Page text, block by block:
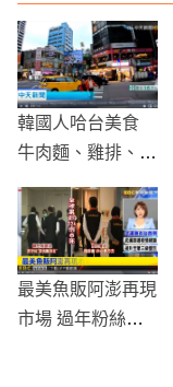
韓國人哈台美食
牛肉麵、雞排、滷
最美魚販阿澎再現
市場 過年粉絲追